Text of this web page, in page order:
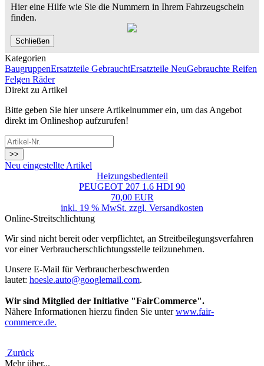
Hier eine Hilfe wie Sie die Nummern in Ihrem Fahrzeugschein
finden.
Schließen
Kategorien
BaugruppenErsatzteile GebrauchtErsatzteile NeuGebrauchte Reifen
Felgen Räder
Direkt zu Artikel
Bitte geben Sie hier unsere Artikelnummer ein, um das Angebot
direkt im Onlineshop aufzurufen!
>>
Neu eingestellte Artikel
Heizungsbedienteil
PEUGEOT 207 1.6 HDI 90
70,00 EUR
inkl. 19 % MwSt. zzgl. Versandkosten
Online-Streitschlichtung
Wir sind nicht bereit oder verpflichtet, an Streitbeilegungsverfahren
vor einer Verbraucherschlichtungsstelle teilzunehmen.
Unsere E-Mail für Verbraucherbeschwerden
lautet: hoesle.auto@googlemail.com.
Wir sind Mitglied der Initiative "FairCommerce".
Nähere Informationen hierzu finden Sie unterwww.fair-
commerce.de.
Zurück
Mehr über...